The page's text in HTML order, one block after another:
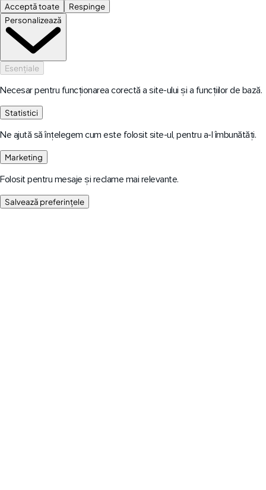
Acceptă toate
Respinge
Personalizează
Esențiale
Necesar pentru funcționarea corectă a site-ului și a funcțiilor de bază.
Statistici
Ne ajută să înțelegem cum este folosit site-ul, pentru a-l îmbunătăți.
Marketing
Folosit pentru mesaje și reclame mai relevante.
Salvează preferințele